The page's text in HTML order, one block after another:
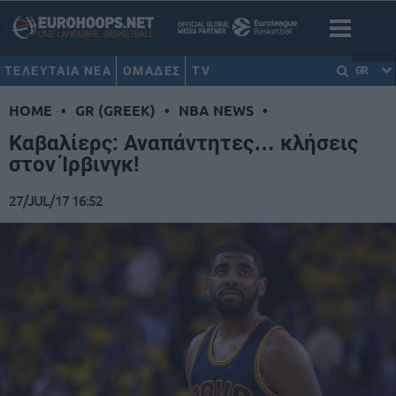
ΤΕΛΕΥΤΑΙΑ ΝΕΑ ΟΜΑΔΕΣ TV GR
HOME • GR (GREEK) • NBA NEWS •
Καβαλίερς: Αναπάντητες… κλήσεις
στον Ίρβινγκ!
27/JUL/17 16:52